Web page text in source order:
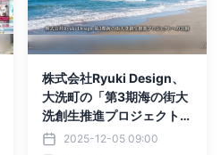
株式会社Ryuki Design、
大洗町の「第3期海の街大
洗創生推進プロジェクト」
に寄附2025-12-05 09:00